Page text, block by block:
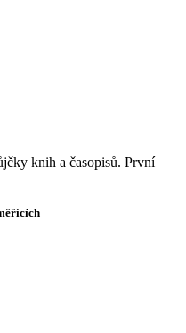
knih a časopisů. První